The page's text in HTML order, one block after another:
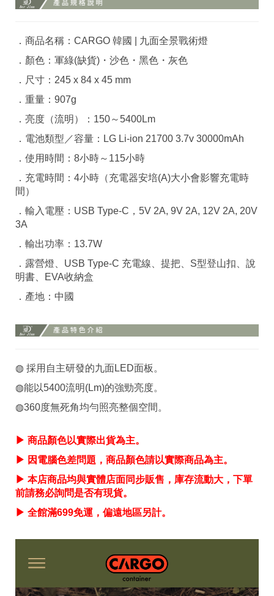
．商品名稱：CARGO 韓國 | 九面全景戰術燈
．顏色：軍綠(缺貨)・沙色・黑色・灰色
．尺寸：245 x 84 x 45 mm
．重量：907g
．亮度（流明）：150～5400Lm
．電池類型／容量：LG Li-ion 21700 3.7v 30000mAh
．使用時間：8小時～115小時
．充電時間：4小時（充電器安培(A)大小會影響充電時
間）
．輸入電壓：USB Type-C，5V 2A, 9V 2A, 12V 2A, 20V
3A
．輸出功率：13.7W
．露營燈、USB Type-C 充電線、提把、S型登山扣、說
明書、EVA收納盒
．產地：中國
◍ 採用自主研發的九面LED面板。
◍能以5400流明(Lm)的強勁亮度。
◍360度無死角均勻照亮整個空間。
▶ 商品顏色以實際出貨為主。
▶ 因電腦色差問題，商品顏色請以實際商品為主。
▶ 本店商品均與實體店面同步販售，庫存流動大，下單
前請務必詢問是否有現貨。
▶ 全館滿699免運，偏遠地區另計。